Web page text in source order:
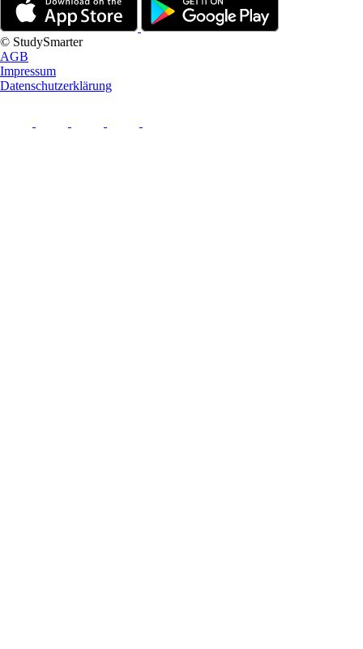
© StudySmarter
AGB
Impressum
Datenschutzerklärung